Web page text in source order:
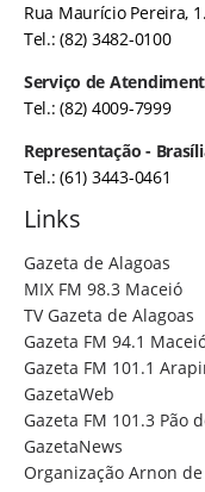
Rua Maurício Pereira,
Tel.: (82) 3482-0100
Serviço de
Tel.: (82) 4009-7999
Representação -
Tel.: (61) 3443-0461
Links
Gazeta de Alagoas
MIX FM 98.3 Maceió
TV Gazeta de Alagoas
Gazeta FM 94.1
Gazeta FM 101.1
GazetaWeb
Gazeta FM 101.3 Pão
GazetaNews
Organização Arnon